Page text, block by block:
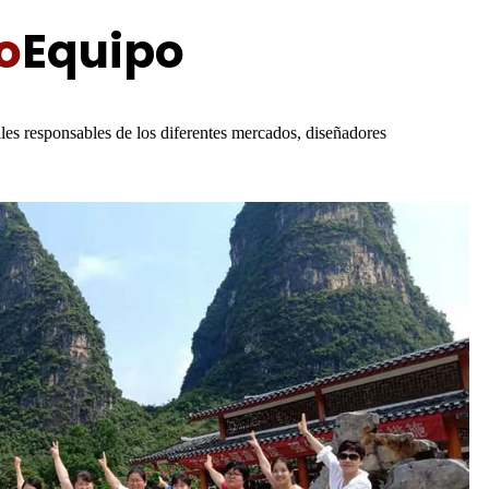
Equipo
responsables de los diferentes mercados, diseñadores